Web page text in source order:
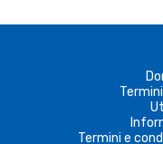
Termini e